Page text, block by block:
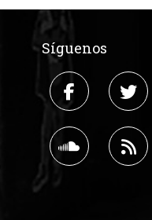
Síguenos